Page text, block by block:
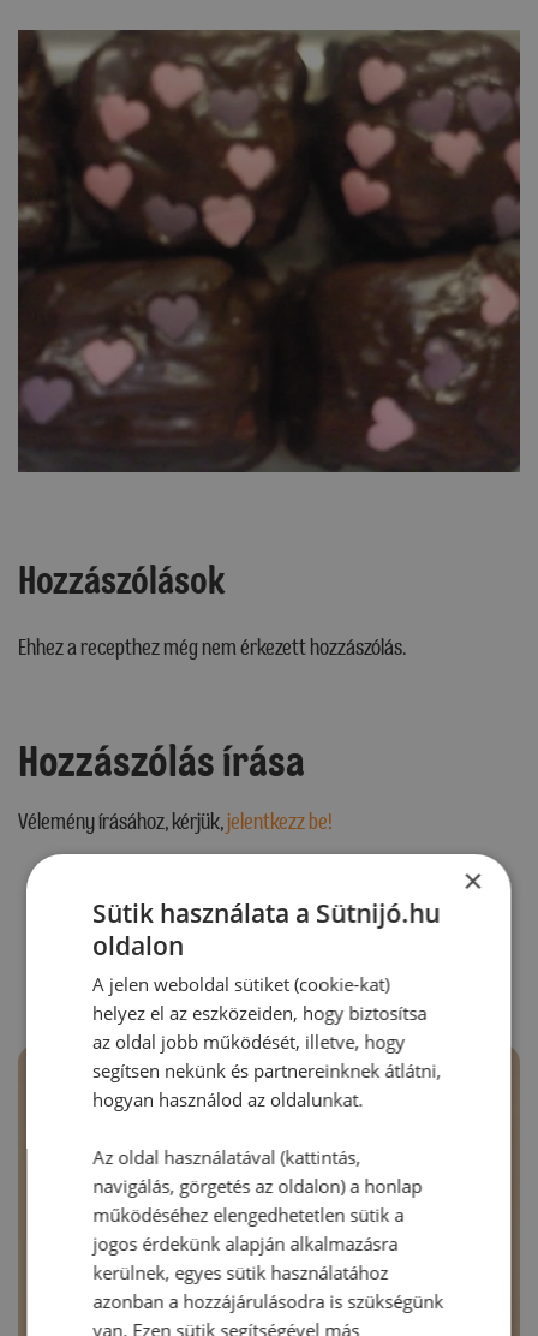
Hozzászólások
Ehhez a recepthez még nem érkezett hozzászólás.
Hozzászólás írása
Vélemény írásához, kérjük,jelentkezz be!
RECEPTAJÁNLÓ
×
Sütik használata a Sütnijó.hu
oldalon
A jelen weboldal sütiket (cookie-kat)
helyez el az eszközeiden, hogy biztosítsa
az oldal jobb működését, illetve, hogy
segítsen nekünk és partnereinknek átlátni,
hogyan használod az oldalunkat.
Az oldal használatával (kattintás,
navigálás, görgetés az oldalon) a honlap
működéséhez elengedhetetlen sütik a
jogos érdekünk alapján alkalmazásra
kerülnek, egyes sütik használatához
azonban a hozzájárulásodra is szükségünk
van. Ezen sütik segítségével más